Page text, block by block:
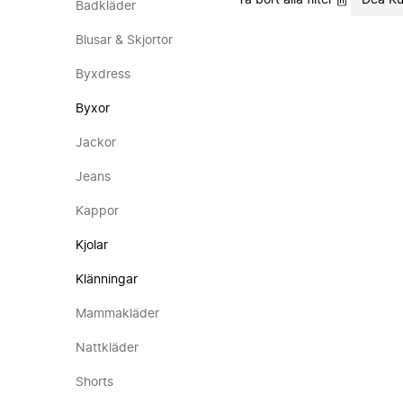
Badkläder
Blusar & Skjortor
Byxdress
Byxor
Jackor
Jeans
Kappor
Kjolar
Klänningar
Mammakläder
Nattkläder
Shorts